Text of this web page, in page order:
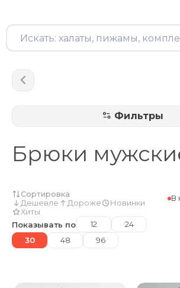
Фильтры
Брюки
В
Сортировка
Дешевле
Дороже
Новинки
Хиты
Показывать по
12
24
30
48 96